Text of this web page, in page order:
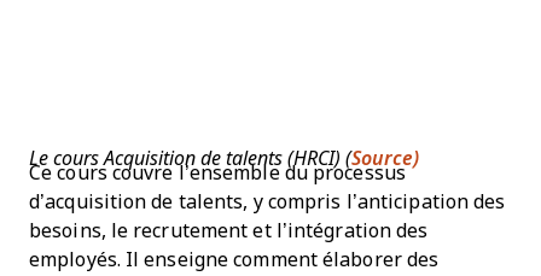
Le cours Acquisition de talents (HRCI) (Source)
Ce cours couvre l’ensemble du processus
d’acquisition de talents, y compris l’anticipation des
besoins, le recrutement et l’intégration des
employés. Il enseigne comment élaborer des